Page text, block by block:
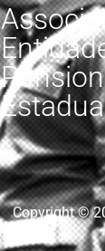
Copyright ©